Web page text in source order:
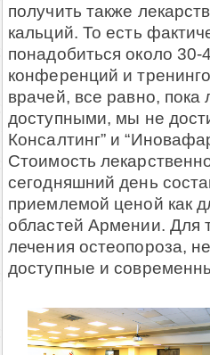
получить также
кальций. То есть
понадобиться около
конференций и
врачей, все равно,
доступными, мы не
Консалтинг” и
Стоимость
сегодняшний день
приемлемой ценой как
областей Армении. Для
лечения остеопороза,
доступные и